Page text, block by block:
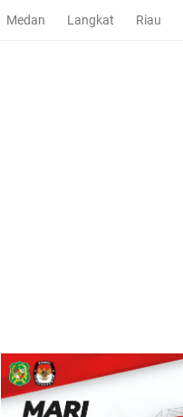
Medan Langkat Riau